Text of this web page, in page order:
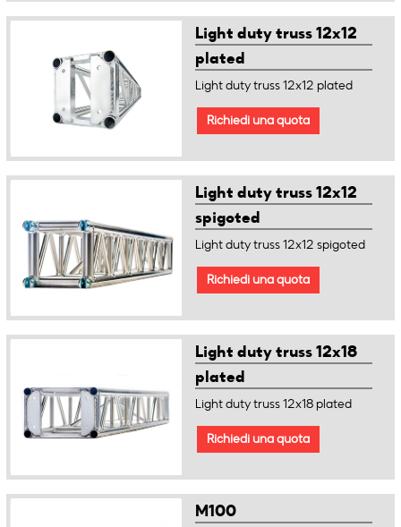
Light duty truss 12x12
plated
Light duty truss 12x12 plated
Richiedi una quota
Light duty truss 12x12
spigoted
Light duty truss 12x12 spigoted
Richiedi una quota
Light duty truss 12x18
plated
Light duty truss 12x18 plated
Richiedi una quota
M100